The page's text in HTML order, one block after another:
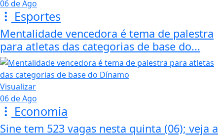
06 de Ago
Esportes
Mentalidade vencedora é tema de palestra
para atletas das categorias de base do...
Visualizar
06 de Ago
Economia
Sine tem 523 vagas nesta quinta (06); veja a